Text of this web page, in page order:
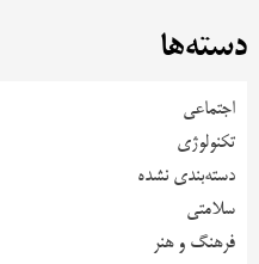
دسته‌ها
اجتماعی
تکنولوژی
دسته‌بندی نشده
سلامتی
فرهنگ و هنر